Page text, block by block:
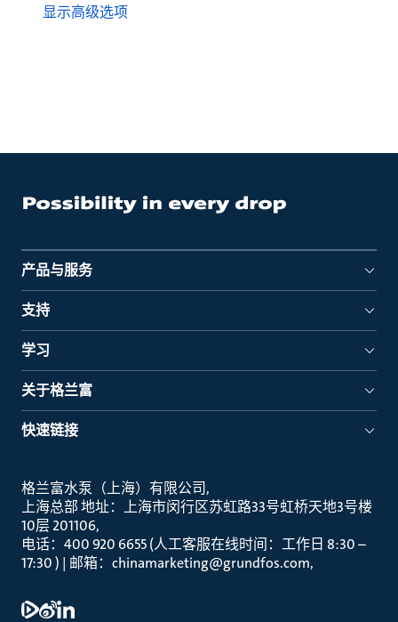
显示高级选项
产品与服务
支持
学习
关于格兰富
快速链接
格兰富水泵（上海）有限公司
上海总部 地址：上海市闵行区苏虹路33号虹桥天地3号楼
10层 201106
电话：400 920 6655 (人工客服在线时间：工作日 8:30 –
17:30 ) | 邮箱：chinamarketing@grundfos.com